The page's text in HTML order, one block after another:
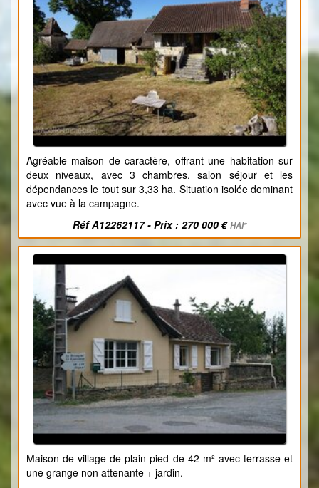
Agréable maison de caractère, offrant une habitation sur
deux niveaux, avec 3 chambres, salon séjour et les
dépendances le tout sur 3,33 ha. Situation isolée dominant
avec vue à la campagne.
Réf A12262117 - Prix : 270 000 €HAI*
Maison de village de plain-pied de 42 m² avec terrasse et
une grange non attenante + jardin.